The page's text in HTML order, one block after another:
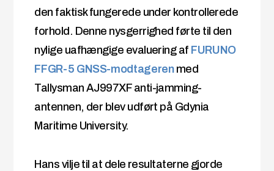
den faktisk fungerede under kontrollerede
forhold. Denne nysgerrighed førte til den
nylige uafhængige evaluering af FURUNO
FFGR-5 GNSS-modtagerenmed
Tallysman AJ997XF anti-jamming-
antennen, der blev udført på Gdynia
Maritime University.
Hans vilje til at dele resultaterne gjorde